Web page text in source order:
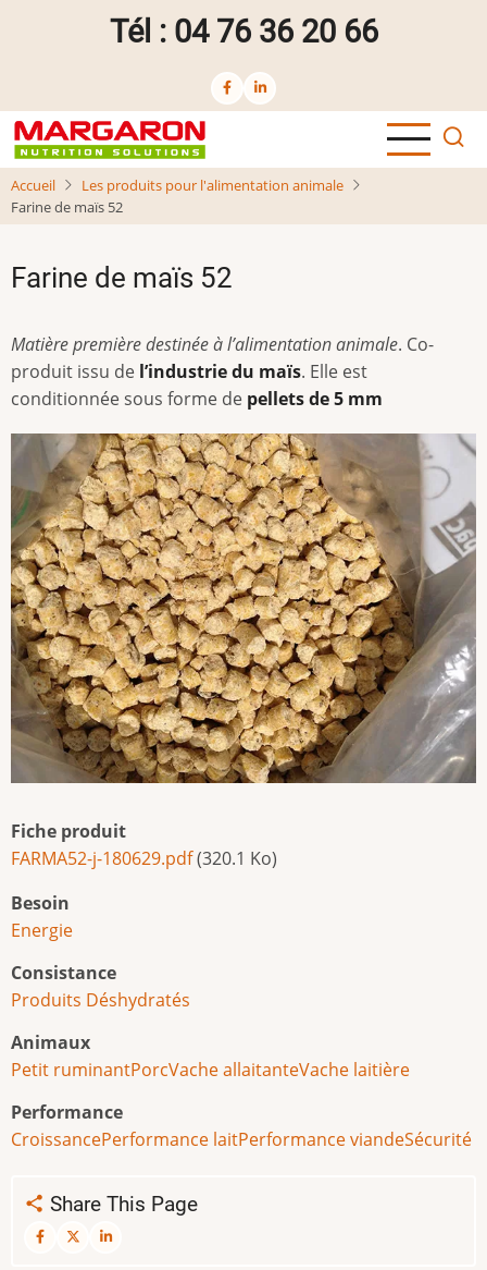
Tél : 04 76 36 20 66
Accueil
Les produits pour l'alimentation animale
Farine de maïs 52
Farine de maïs 52
Matière première destinée à l’alimentation animale. Co-
produit issu de l’industrie du maïs. Elle est
conditionnée sous forme de pellets de 5 mm
Fiche produit
FARMA52-j-180629.pdf(320.1 Ko)
Besoin
Energie
Consistance
Produits Déshydratés
Animaux
Petit ruminantPorcVache allaitanteVache laitière
Performance
CroissancePerformance laitPerformance viandeSécurité
Share This Page